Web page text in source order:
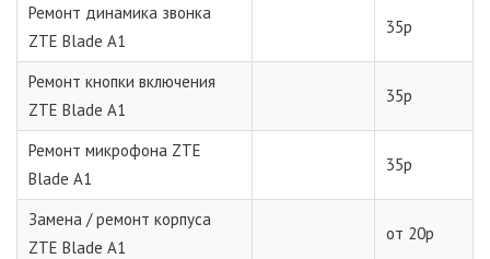
Ремонт динамика звонка
ZTE Blade A1
35р
Ремонт кнопки включения
ZTE Blade A1
35р
Ремонт микрофона ZTE
Blade A1
35р
Замена / ремонт корпуса
ZTE Blade A1
от 20р